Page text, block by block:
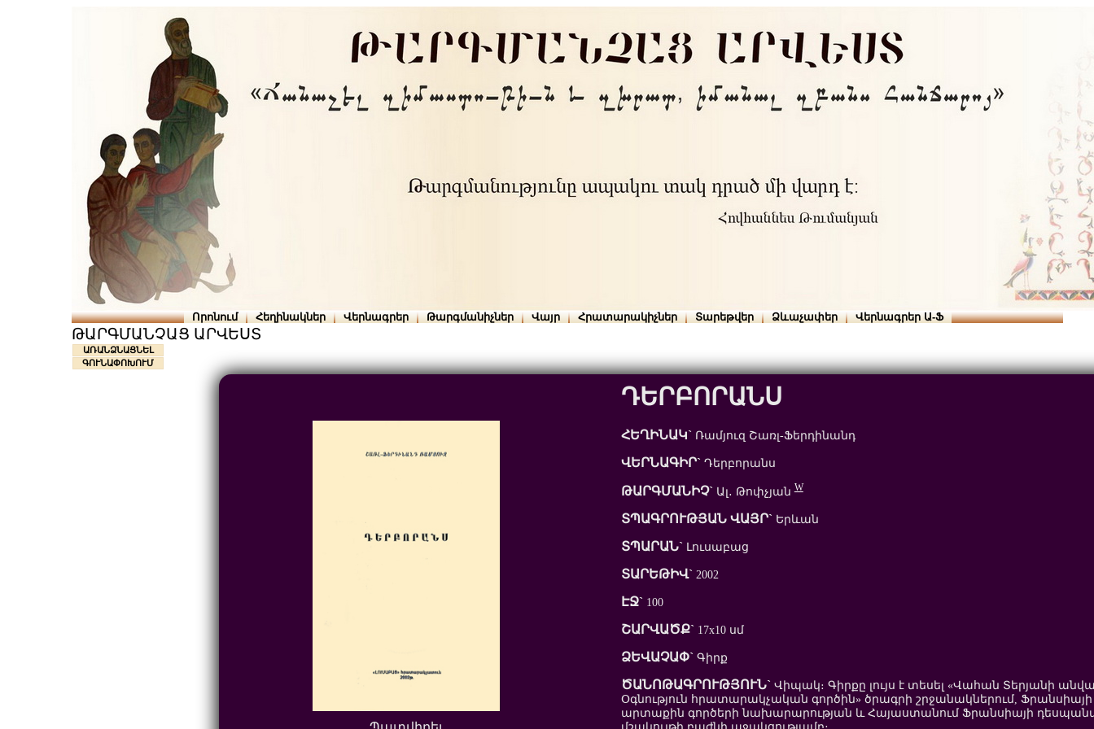
Որոնում Հեղինակներ Վերնագրեր Թարգմանիչներ Վայր Հրատարակիչներ Տարեթվեր Ձևաչափեր Վերնագրեր Ա-Ֆ
ԹԱՐԳՄԱՆՉԱՑ ԱՐՎԵՍՏ
ԱՌԱՆՁՆԱՑՆԵԼ
ԳՈՒՆԱՓՈԽՈՒՄ
ԴԵՐԲՈՐԱՆՍ
ՀԵՂԻՆԱԿ` Ռամյուզ Շառլ-Ֆերդինանդ
ՎԵՐՆԱԳԻՐ` Դերբորանս
ԹԱՐԳՄԱՆԻՉ` Ալ․ ԹոփչյանW
ՏՊԱԳՐՈՒԹՅԱՆ ՎԱՅՐ` Երևան
ՏՊԱՐԱՆ` Լուսաբաց
ՏԱՐԵԹԻՎ` 2002
ԷՋ` 100
ՇԱՐՎԱԾՔ` 17x10 սմ
ՁԵՎԱՉԱՓ` Գիրք
ԾԱՆՈԹԱԳՐՈՒԹՅՈՒՆ` Վիպակ։ Գիրքը լույս է տեսել «Վահան Տերյանի
Օգնություն հրատարակչական գործին» ծրագրի շրջանակներում, Ֆրանսիայի
արտաքին գործերի նախարարության և Հայաստանում Ֆրանսիայի